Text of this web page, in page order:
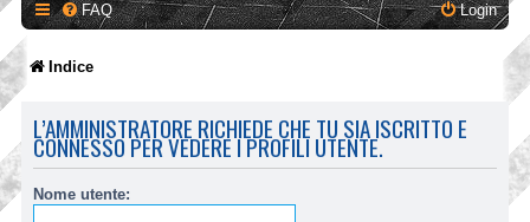
FAQ Login
Indice
L’AMMINISTRATORE RICHIEDE CHE TU SIA ISCRITTO E
CONNESSO PER VEDERE I PROFILI UTENTE.
Nome utente: